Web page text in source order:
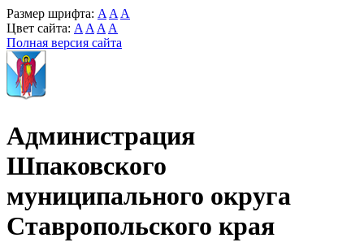
Размер шрифта: A A A
Цвет сайта: A A A A
Полная версия сайта
Администрация
Шпаковского
муниципального округа
Ставропольского края